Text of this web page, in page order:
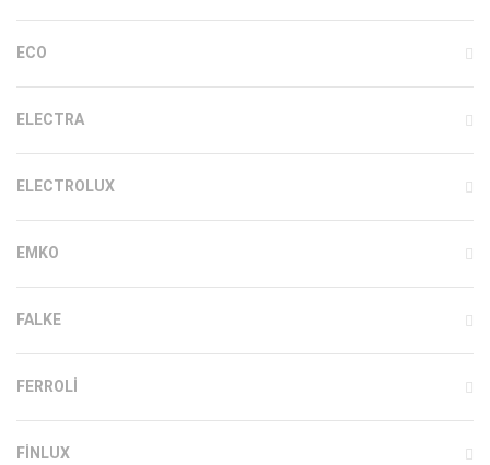
ECO
ELECTRA
ELECTROLUX
EMKO
FALKE
FERROLI
FINLUX